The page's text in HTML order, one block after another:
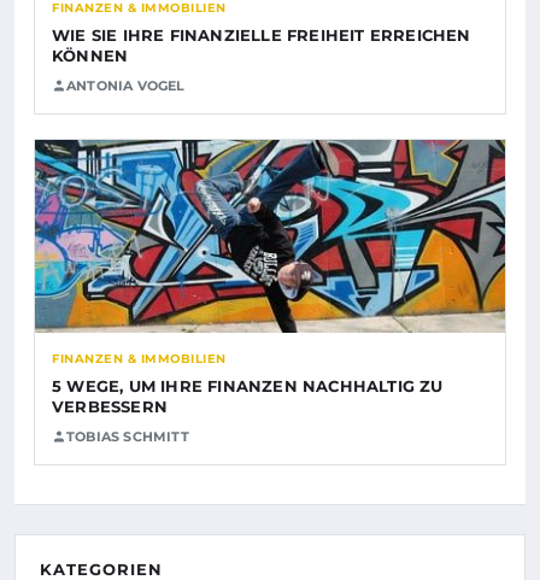
FINANZEN & IMMOBILIEN
WIE SIE IHRE FINANZIELLE FREIHEIT ERREICHEN
KÖNNEN
ANTONIA VOGEL
FINANZEN & IMMOBILIEN
5 WEGE, UM IHRE FINANZEN NACHHALTIG ZU
VERBESSERN
TOBIAS SCHMITT
KATEGORIEN